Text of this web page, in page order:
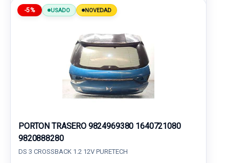
-5% USADO NOVEDAD
PORTON TRASERO 9824969380 1640721080
9820888280
DS 3 CROSSBACK 1.2 12V PURETECH